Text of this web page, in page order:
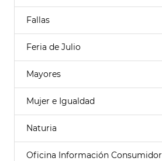
Fallas
Feria de Julio
Mayores
Mujer e Igualdad
Naturia
Oficina Información Consumidor